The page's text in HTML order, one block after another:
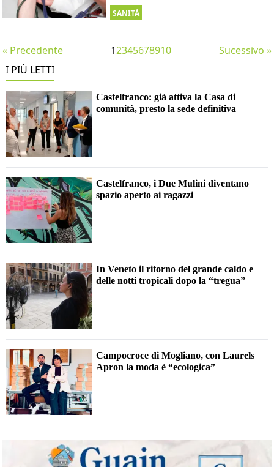
SANITÀ
« Precedente 12345678910
Sucessivo »
I PIÙ LETTI
Castelfranco: già attiva la Casa di
comunità, presto la sede definitiva
Castelfranco, i Due Mulini diventano
spazio aperto ai ragazzi
In Veneto il ritorno del grande caldo e
delle notti tropicali dopo la “tregua”
Campocroce di Mogliano, con Laurels
Apron la moda è “ecologica”